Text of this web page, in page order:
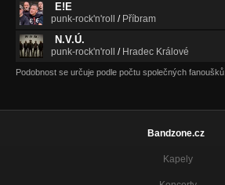
E!E
punk-rock'n'roll / Příbram
N.V.Ú.
punk-rock'n'roll / Hradec Králové
Podobnost se určuje podle počtu společných fanoušků.
Bandzone.cz
Kapely